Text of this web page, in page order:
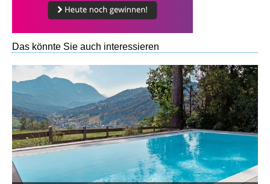
Das könnte Sie auch interessieren